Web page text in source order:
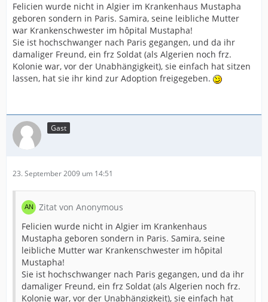
Felicien wurde nicht in Algier im Krankenhaus Mustapha
geboren sondern in Paris. Samira, seine leibliche Mutter
war Krankenschwester im hôpital Mustapha!
Sie ist hochschwanger nach Paris gegangen, und da ihr
damaliger Freund, ein frz Soldat (als Algerien noch frz.
Kolonie war, vor der Unabhängigkeit), sie einfach hat sitzen
lassen, hat sie ihr kind zur Adoption freigegeben.
Gast
23. September 2009 um 14:51
Zitat von Anonymous
Felicien wurde nicht in Algier im Krankenhaus
Mustapha geboren sondern in Paris. Samira, seine
leibliche Mutter war Krankenschwester im hôpital
Mustapha!
Sie ist hochschwanger nach Paris gegangen, und da ihr
damaliger Freund, ein frz Soldat (als Algerien noch frz.
Kolonie war, vor der Unabhängigkeit), sie einfach hat